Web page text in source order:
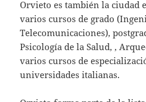
Orvieto es también la ciudad
varios cursos de grado
Telecomunicaciones),
Psicología de la Salud, ,
varios cursos de
universidades italianas.